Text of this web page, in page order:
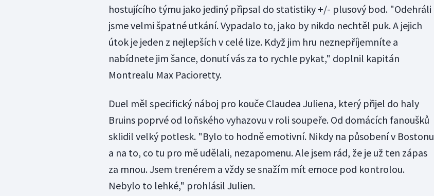
hostujícího týmu jako jediný připsal do statistiky +/- plusový bod. "Odehráli
jsme velmi špatné utkání. Vypadalo to, jako by nikdo nechtěl puk. A jejich
útok je jeden z nejlepších v celé lize. Když jim hru neznepříjemníte a
nabídnete jim šance, donutí vás za to rychle pykat," doplnil kapitán
Montrealu Max Pacioretty.
Duel měl specifický náboj pro kouče Claudea Juliena, který přijel do haly
Bruins poprvé od loňského vyhazovu v roli soupeře. Od domácích fanoušků
sklidil velký potlesk. "Bylo to hodně emotivní. Nikdy na působení v Bostonu
a na to, co tu pro mě udělali, nezapomenu. Ale jsem rád, že je už ten zápas
za mnou. Jsem trenérem a vždy se snažím mít emoce pod kontrolou.
Nebylo to lehké," prohlásil Julien.